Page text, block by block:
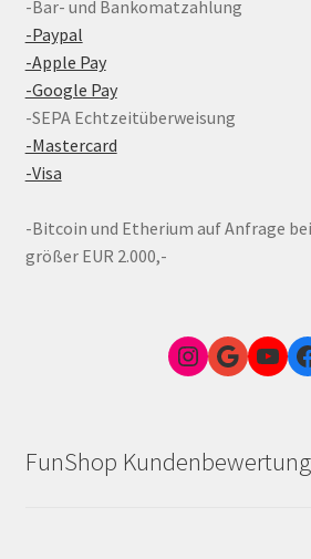
-Bar- und Bankomatzahlung
-Paypal
-Apple Pay
-Google Pay
-SEPA Echtzeitüberweisung
-Mastercard
-Visa
-Bitcoin und Etherium auf Anfrage
größer EUR 2.000,-
Instagram
Google Link zum FunShop Wien
FunShop